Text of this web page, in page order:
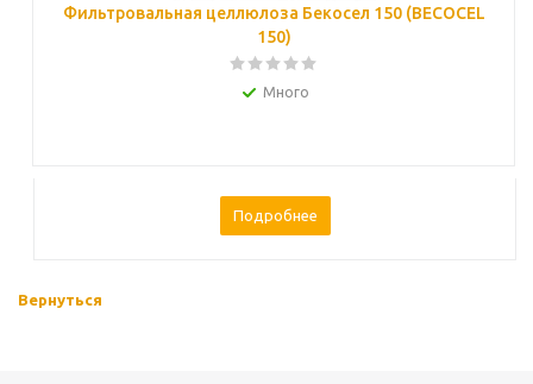
Фильтровальная целлюлоза Бекосел 150 (BECOCEL
150)
Много
Подробнее
Вернуться